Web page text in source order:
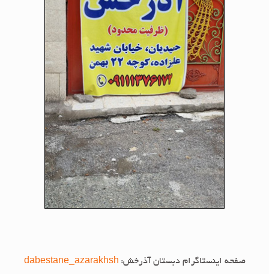
صفحه اینستاگرام دبستان آذرخش:dabestane_azarakhsh